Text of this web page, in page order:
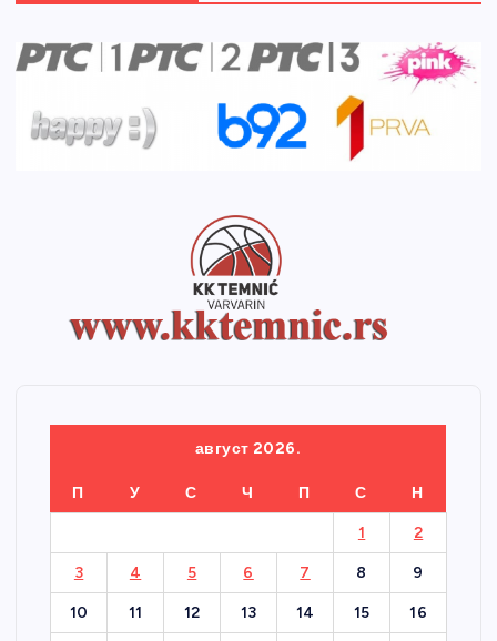
август 2026.
П У С Ч П С Н
1 2
3 4 5 6 7 8 9
10 11 12 13 14 15 16